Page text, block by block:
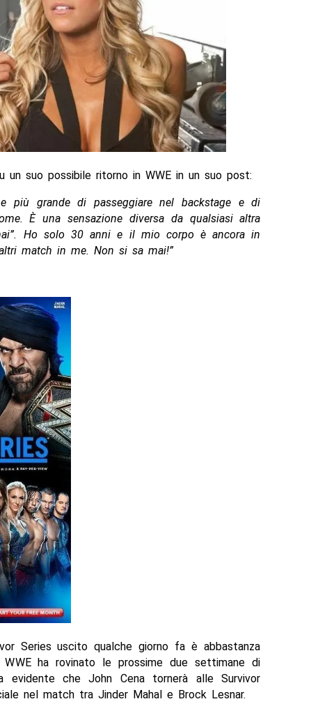
suo possibile ritorno in WWE in un suo post:
più grande di passeggiare nel backstage e di
È una sensazione diversa da qualsiasi altra
Ho solo 30 anni e il mio corpo è ancora in
match in me. Non si sa mai!”
Series uscito qualche giorno fa è abbastanza
ha rovinato le prossime due settimane di
evidente che John Cena tornerà alle Survivor
nel match tra Jinder Mahal e Brock Lesnar.